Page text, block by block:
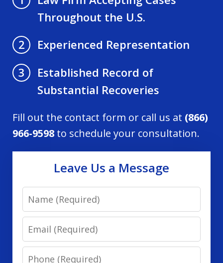
Throughout the U.S.
2
Experienced Representation
3
Established Record of
Substantial Recoveries
Fill out the contact form or call us at (866)
966-9598 to schedule your consultation.
Leave Us a Message
Name
Email
Phone